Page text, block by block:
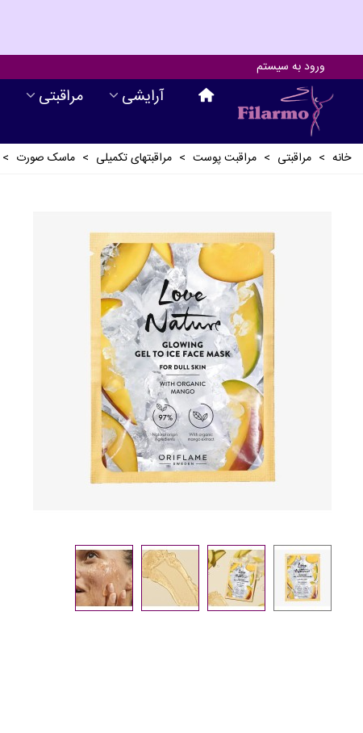
ورود به سیستم
آرايشی مراقبتی
خانه > مراقبتی > مراقبت پوست > مراقبتهای تکمیلی > ماسک صورت >